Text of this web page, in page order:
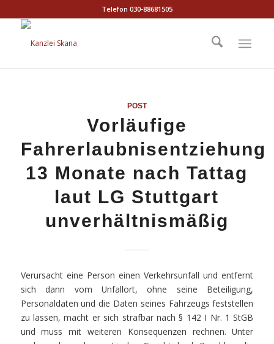
Telefon 030-88681505
POST
Vorläufige
Fahrerlaubnisentziehung
13 Monate nach Tattag
laut LG Stuttgart
unverhältnismäßig
Verursacht eine Person einen Verkehrsunfall und entfernt
sich dann vom Unfallort, ohne seine Beteiligung,
Personaldaten und die Daten seines Fahrzeugs feststellen
zu lassen, macht er sich strafbar nach § 142 I Nr. 1 StGB
und muss mit weiteren Konsequenzen rechnen. Unter